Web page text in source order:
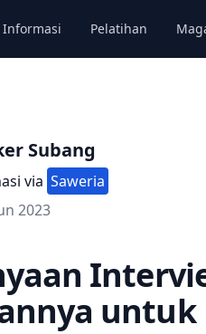
Informasi Pelatihan
Subang
via Saweria
2023
untuk